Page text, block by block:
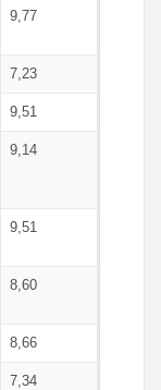
9,77
7,23
9,51
9,14
9,51
8,60
8,66
7,34